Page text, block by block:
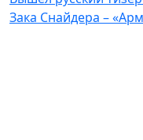
Зака Снайдера –